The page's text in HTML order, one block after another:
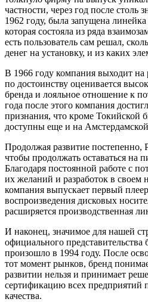
частности, через год после столь
1962 году, была запущена
которая состояла из ряда
есть пользователь сам решал,
денег на установку, и из каких
В 1966 году компания выходит
по достоинству оценивается
бренда и лояльное отношение к
года после этого компания
признания, что кроме Токийской
доступны еще и на
Продолжая развитие постепенно,
чтобы продолжать оставаться на
Благодаря постоянной работе с
их желаний и разработок в своем
компания выпускает первый
воспроизведения дисковых
расширяется производственная
И наконец, значимое для нашей
официального представительства
произошло в 1994 году. После
тот момент рынков, бренд
развитии нельзя и принимает
сертификацию всех предприятий
качества.